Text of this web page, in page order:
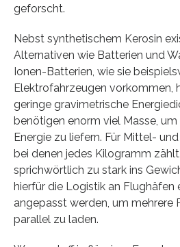
geforscht.
Nebst synthetischem Kerosin
Alternativen wie Batterien und
Ionen-Batterien, wie sie
Elektrofahrzeugen vorkommen,
geringe gravimetrische
benötigen enorm viel Masse,
Energie zu liefern. Für Mittel-
bei denen jedes Kilogramm
sprichwörtlich zu stark ins
hierfür die Logistik an Flughäfen
angepasst werden, um mehrere
parallel zu laden.